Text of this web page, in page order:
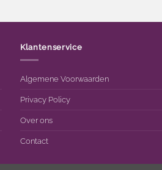
Klantenservice
Algemene Voorwaarden
Privacy Policy
Over ons
Contact